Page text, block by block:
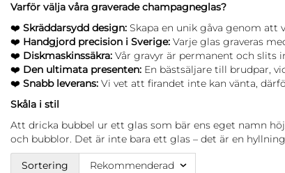
Varför välja våra graverade champagneglas?
❤️ Skräddarsydd design: Skapa en unik gåva genom
❤️ Handgjord precision i Sverige: Varje glas graveras
❤️ Diskmaskinssäkra: Vår gravyr är permanent och slits
❤️ Den ultimata presenten: En bästsäljare till brudpar,
❤️ Snabb leverans: Vi vet att firandet inte kan vänta,
Skåla i stil
Att dricka bubbel ur ett glas som bär ens eget namn
och bubblor. Det är inte bara ett glas – det är en
Sortering